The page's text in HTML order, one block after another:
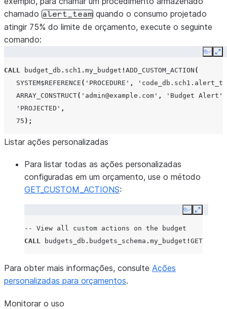
chamado alert_team quando o consumo projetado
atingir 75% do limite de orçamento, execute o seguinte
comando:
Copy
CALL budget_db . sch1 . my_budget ! ADD_CUSTOM_ACTION (
SYSTEM$REFERENCE ( 'PROCEDURE' ,
ARRAY_CONSTRUCT( 'admin@example.com' , 'Budget Alert'
'PROJECTED' ,
75 );
Listar ações personalizadas
Para listar todas as ações personalizadas
configuradas em um orçamento, use o método
GET_CUSTOM_ACTIONS:
CopyExpand
-- View all custom actions on the budget
CALL
budgets_db . budgets_schema . my_budget !
Para obter mais informações, consulte Ações
personalizadas para orçamentos.
Monitorar o uso